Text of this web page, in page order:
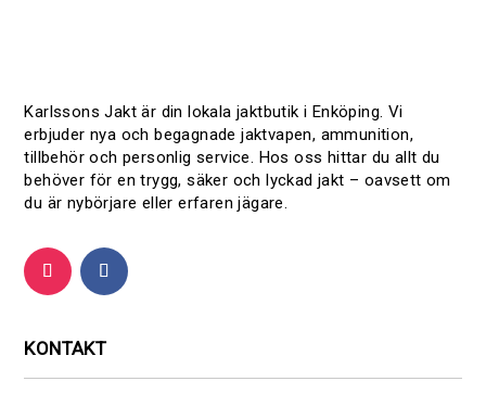
Karlssons Jakt är din lokala jaktbutik i Enköping. Vi
erbjuder nya och begagnade jaktvapen, ammunition,
tillbehör och personlig service. Hos oss hittar du allt du
behöver för en trygg, säker och lyckad jakt – oavsett om
du är nybörjare eller erfaren jägare.
KONTAKT